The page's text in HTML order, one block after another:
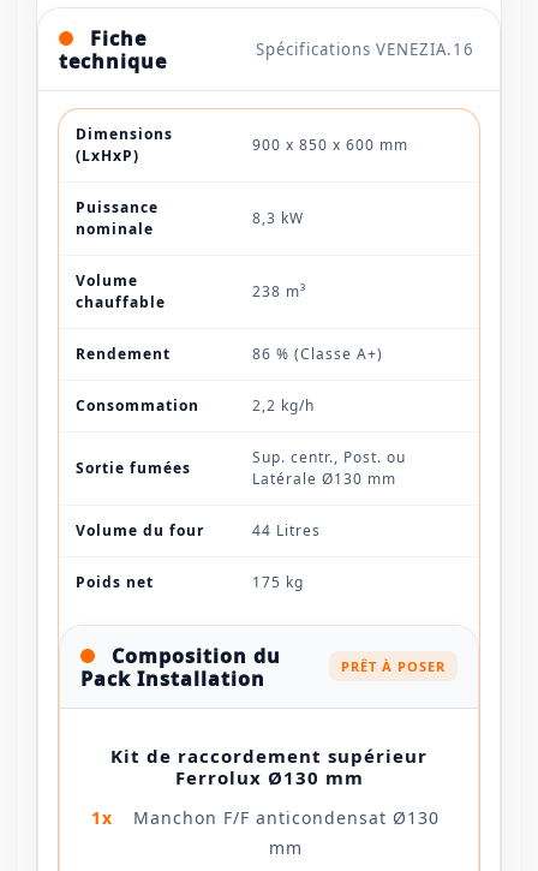
Fiche
technique
Spécifications VENEZIA.16
Dimensions
(LxHxP)
900 x 850 x 600 mm
Puissance
nominale
8,3 kW
Volume
chauffable
238 m³
Rendement 86 % (Classe A+)
Consommation 2,2 kg/h
Sortie fumées
Sup. centr., Post. ou
Latérale Ø130 mm
Volume du four 44 Litres
Poids net 175 kg
Composition du
Pack Installation
PRÊT À POSER
Kit de raccordement supérieur
Ferrolux Ø130 mm
1x
Manchon F/F anticondensat Ø130
mm